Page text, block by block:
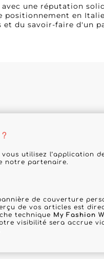
une réputation
positionnement en
du savoir-faire d'un
utilisez l’application
notre partenaire.
de couverture
de vos articles est
technique My Fashion
visibilité sera accrue